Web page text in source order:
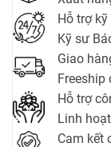
Hỗ trợ
Kỹ sư
Giao
Freeship
Hỗ trợ
Linh
Cam kết